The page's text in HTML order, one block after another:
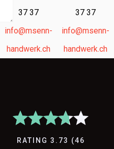
37 37
info@msenn-
handwerk.ch
37 37
info@msenn-
handwerk.ch
RATING 3.73 (46